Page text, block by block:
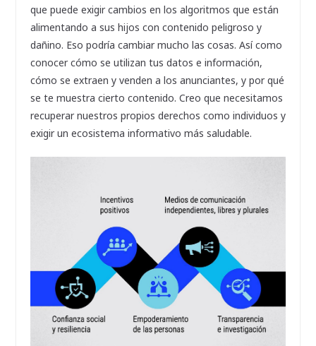
que puede exigir cambios en los algoritmos que están
alimentando a sus hijos con contenido peligroso y
dañino. Eso podría cambiar mucho las cosas. Así como
conocer cómo se utilizan tus datos e información,
cómo se extraen y venden a los anunciantes, y por qué
se te muestra cierto contenido. Creo que necesitamos
recuperar nuestros propios derechos como individuos y
exigir un ecosistema informativo más saludable.